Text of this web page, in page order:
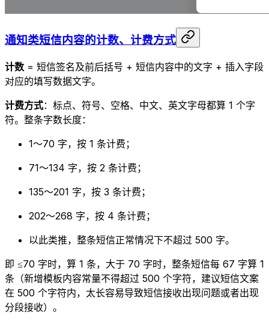
通知类短信内容的计数、计费方式
计数 = 短信签名及前后括号 + 短信内容中的文字 + 插入字段
对应的填写数据文字。
计费方式：标点、符号、空格、中文、英文字母都算 1 个字
符。整条字数长度：
1～70 字，按 1 条计费；
71～134 字，按 2 条计费；
135～201 字，按 3 条计费；
202～268 字，按 4 条计费；
以此类推，整条短信正常情况下不超过 500 字。
即 ≤70 字时，算 1 条，大于 70 字时，整条短信每 67 字算 1
条（新增模板内容常量不得超过 500 个字符，建议短信文案
在 500 个字符内，太长容易导致短信接收出现问题或者出现
分段接收）。